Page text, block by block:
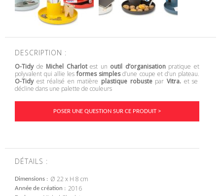
DESCRIPTION :
O-Tidyde Michel Charlotest un outil d’organisationpratique et
polyvalent qui allie lesformes simplesd’une coupe et d’un plateau.
O-Tidyest réalisé en matière plastique robustepar Vitra. et se
décline dans une palette de couleurs
POSER UNE QUESTION SUR CE PRODUIT >
DÉTAILS :
Dimensions Ø 22 x H 8 cm
Année de création 2016